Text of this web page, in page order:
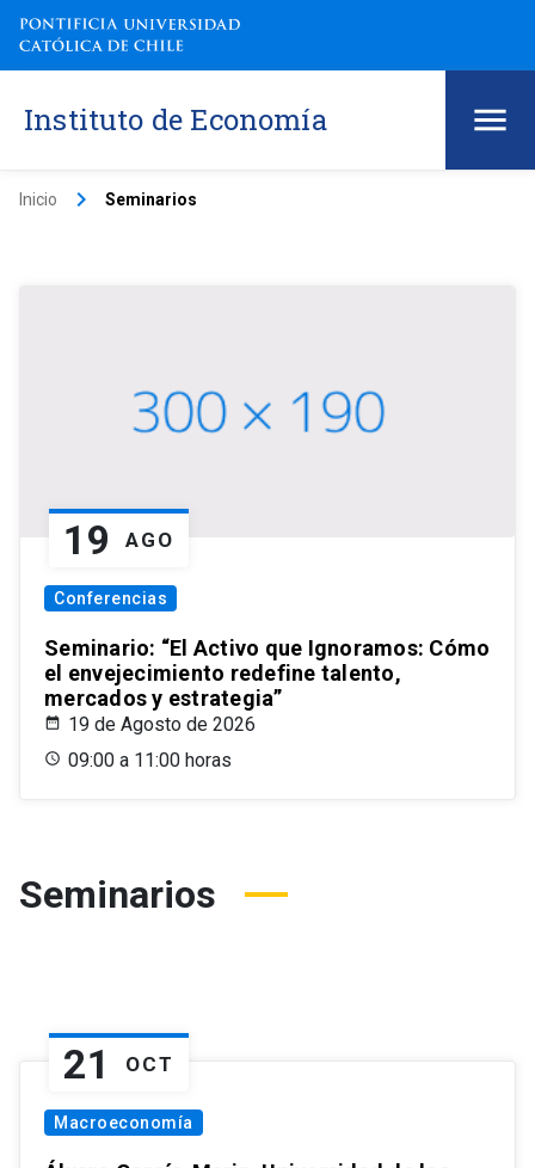
Instituto de Economía
Inicio keyboard_arrow_right Seminarios
19 AGO
Conferencias
Seminario: “El Activo que Ignoramos: Cómo
el envejecimiento redefine talento,
mercados y estrategia”
19 de Agosto de 2026
09:00 a 11:00 horas
Seminarios
21 OCT
Macroeconomía